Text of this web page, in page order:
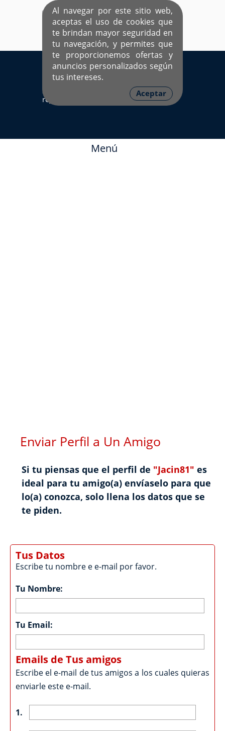
Al navegar por este sitio web,
aceptas el uso de cookies que
te brindan mayor seguridad en
tu navegación, y permites que
te proporcionemos ofertas y
anuncios personalizados según
tus intereses.
Aceptar
EL ÚNICO SITIO DEDICADO A SOLTEROS
HISPANOS COMO TÚ
Ingresa aquí
Sí ya estás
registrado
Menú
Enviar Perfil a Un Amigo
Si tu piensas que el perfil de "Jacin81" es
ideal para tu amigo(a) envíaselo para que
lo(a) conozca, solo llena los datos que se
te piden.
Tus Datos
Escribe tu nombre e e-mail por favor.
Tu Nombre:
Tu Email:
Emails de Tus amigos
Escribe el e-mail de tus amigos a los cuales quieras
enviarle este e-mail.
1.